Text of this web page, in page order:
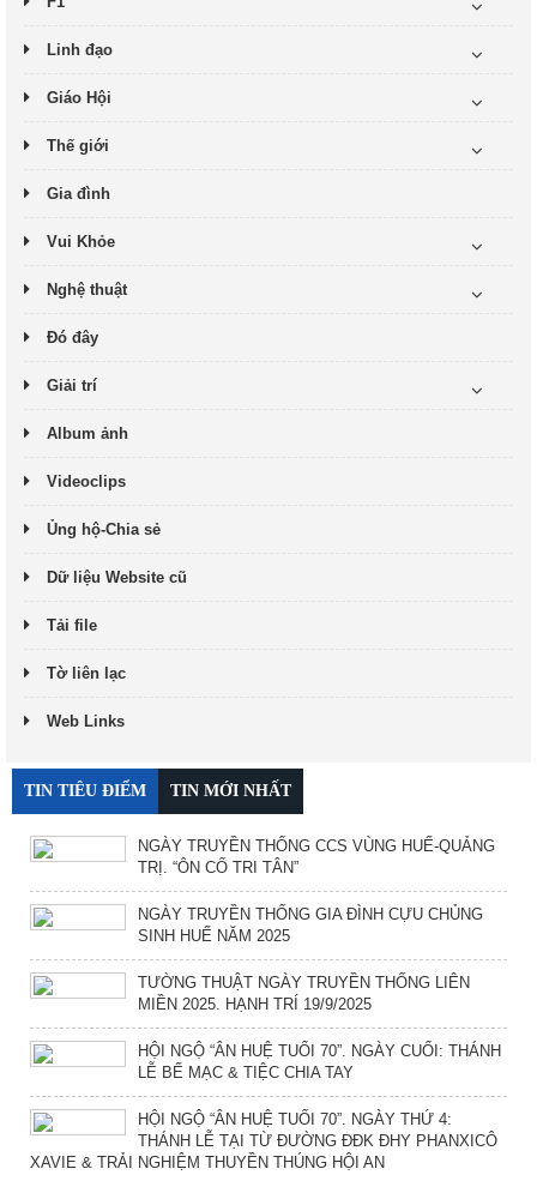
Linh đạo
Giáo Hội
Thế giới
Gia đình
Vui Khỏe
Nghệ thuật
Đó đây
Giải trí
Album ảnh
Videoclips
Ủng hộ-Chia sẻ
Dữ liệu Website cũ
Tải file
Tờ liên lạc
Web Links
TIN TIÊU ĐIỂM TIN MỚI NHẤT
NGÀY TRUYỀN THỐNG CCS VÙNG HUẾ-QUẢNG
TRỊ. “ÔN CỐ TRI TÂN”
NGÀY TRUYỀN THỐNG GIA ĐÌNH CỰU CHỦNG
SINH HUẾ NĂM 2025
TƯỜNG THUẬT NGÀY TRUYỀN THỐNG LIÊN
MIỀN 2025. HẠNH TRÍ 19/9/2025
HỘI NGỘ “ÂN HUỆ TUỔI 70”. NGÀY CUỐI: THÁNH
LỄ BẾ MẠC & TIỆC CHIA TAY
HỘI NGỘ “ÂN HUỆ TUỔI 70”. NGÀY THỨ 4:
THÁNH LỄ TẠI TỪ ĐƯỜNG ĐĐK ĐHY PHANXICÔ
XAVIE & TRẢI NGHIỆM THUYỀN THÚNG HỘI AN